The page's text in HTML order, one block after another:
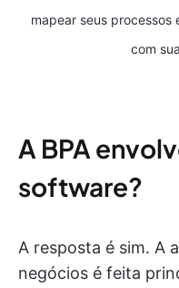
mapear seus processos
com
A BPA
software?
A resposta é sim. A
negócios é feita